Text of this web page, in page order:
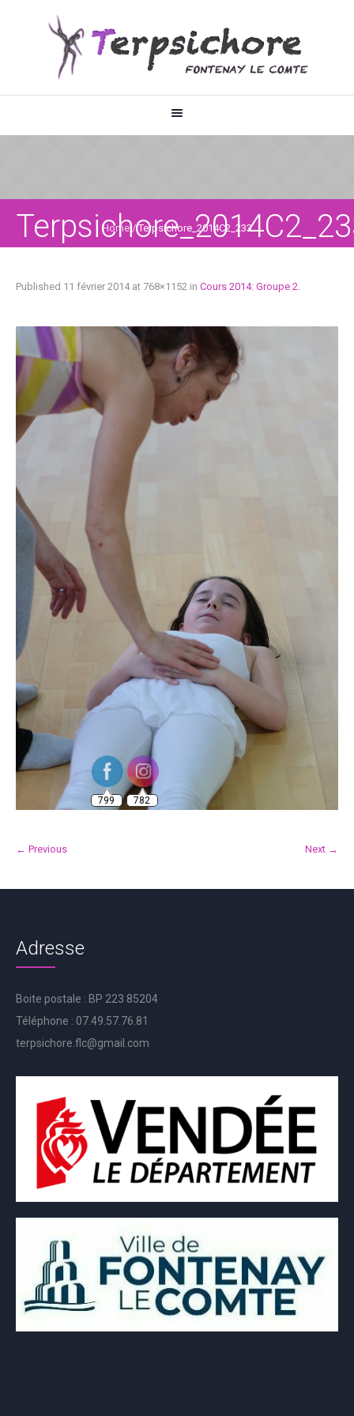
Home /Terpsichore_2014C2_233
Published 11 février 2014at 768×1152 in Cours 2014: Groupe 2.
← Previous Next →
Adresse
Boite postale : BP 223 85204
Téléphone : 07.49.57.76.81
terpsichore.flc@gmail.com
799 782